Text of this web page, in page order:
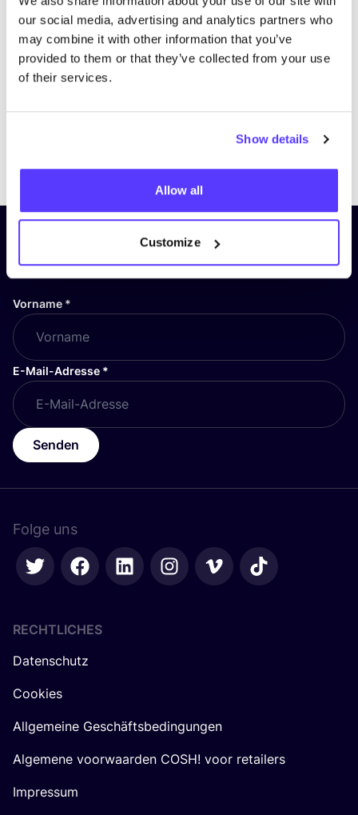
our social media, advertising and analytics partners who
may combine it with other information that you’ve
provided to them or that they’ve collected from your use
of their services.
Show details
Allow all
Customize
Abonniere unseren Newsletter
und bleibe auf dem Laufenden!
Vorname *
E-Mail-Adresse *
Senden
Folge uns
RECHTLICHES
Datenschutz
Cookies
Allgemeine Geschäftsbedingungen
Algemene voorwaarden COSH! voor retailers
Impressum